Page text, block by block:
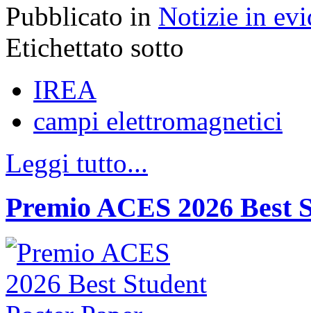
Pubblicato in Notizie in
Etichettato sotto
IREA
campi elettromagnetici
Leggi tutto...
Premio ACES 2026 Best